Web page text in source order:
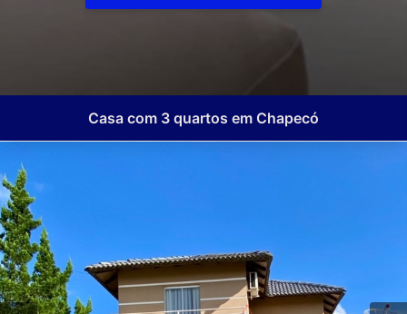
Casa com 3 quartos em Chapecó